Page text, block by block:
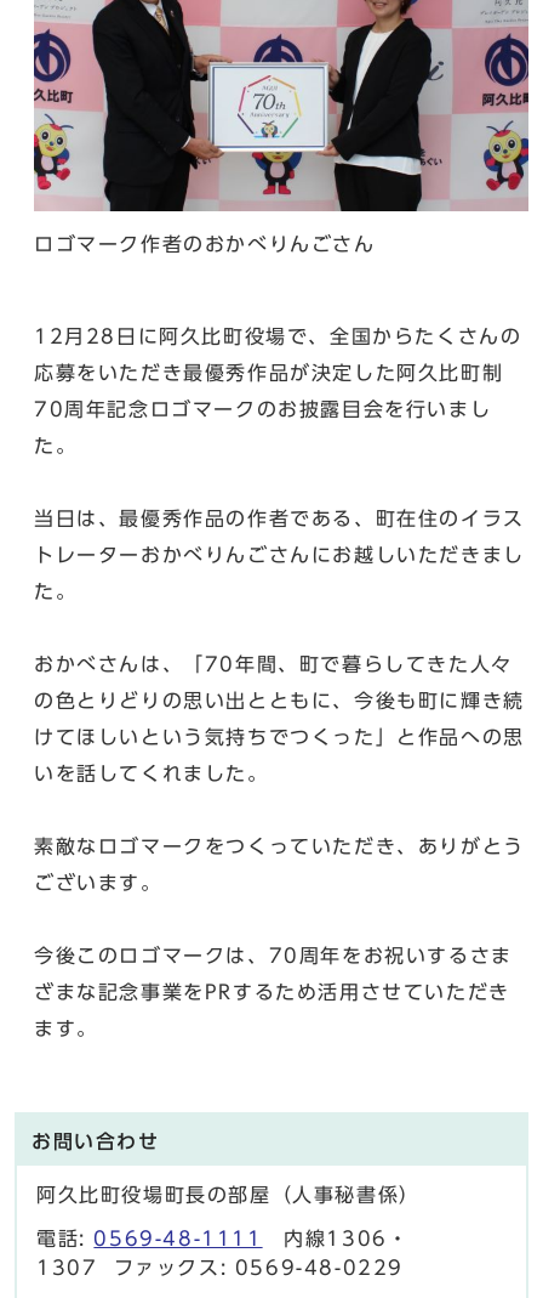
ロゴマーク作者のおかべりんごさん
12月28日に阿久比町役場で、全国からたくさんの
応募をいただき最優秀作品が決定した阿久比町制
70周年記念ロゴマークのお披露目会を行いまし
た。
当日は、最優秀作品の作者である、町在住のイラス
トレーターおかべりんごさんにお越しいただきまし
た。
おかべさんは、「70年間、町で暮らしてきた人々
の色とりどりの思い出とともに、今後も町に輝き続
けてほしいという気持ちでつくった」と作品への思
いを話してくれました。
素敵なロゴマークをつくっていただき、ありがとう
ございます。
今後このロゴマークは、70周年をお祝いするさま
ざまな記念事業をPRするため活用させていただき
ます。
お問い合わせ
阿久比町役場町長の部屋（人事秘書係）
電話: 0569-48-1111
内線1306・
1307 ファックス: 0569-48-0229